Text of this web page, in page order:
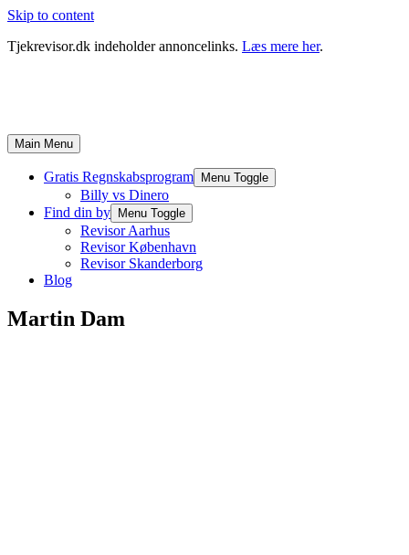
Skip to content
Tjekrevisor.dk indeholder annoncelinks. Læs mere her.
Main Menu
Gratis Regnskabsprogram Menu Toggle
Billy vs Dinero
Find din by
Menu Toggle
Revisor Aarhus
Revisor København
Revisor Skanderborg
Blog
Martin Dam